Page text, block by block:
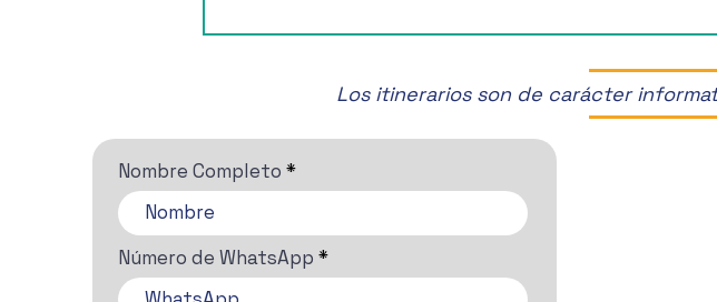
Los itinerarios son de carácter
Nombre Completo
Número de WhatsApp